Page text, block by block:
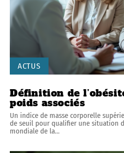
ACTUS
Définition de
poids associés
Un indice de masse corporelle
de seuil pour qualifier une situation
mondiale de la…